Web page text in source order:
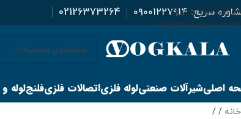
Skip to navigation
Skip to main content
سریع:۰۹۰۰۱۲۲۷۹۱۴ 02126373264
اصلیشیرآلات صنعتیلوله فلزیاتصالات فلزیفلنجلوله
خانه /